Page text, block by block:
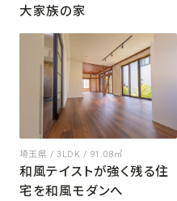
大家族の家
埼玉県 / 3LDK / 91.08㎡
和風テイストが強く残る住
宅を和風モダンへ